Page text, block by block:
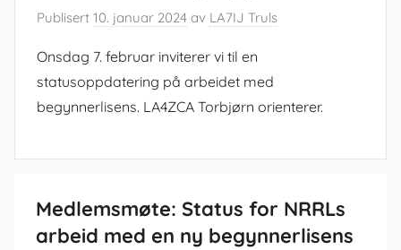
Publisert 10. januar 2024 av LA7IJ Truls
Onsdag 7. februar inviterer vi til en
statusoppdatering på arbeidet med
begynnerlisens. LA4ZCA Torbjørn orienterer.
Medlemsmøte: Status for NRRLs
arbeid med en ny begynnerlisens